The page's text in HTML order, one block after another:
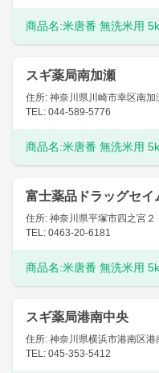
商品名:米唐番 無洗米用
スギ薬局南加瀬
住所: 神奈川県川崎市幸区南加
TEL: 044-589-5776
商品名:米唐番 無洗米用
富士薬品ドラッグセイ
住所: 神奈川県平塚市四之宮２
TEL: 0463-20-6181
商品名:米唐番 無洗米用
スギ薬局港南中央
住所: 神奈川県横浜市港南区
TEL: 045-353-5412